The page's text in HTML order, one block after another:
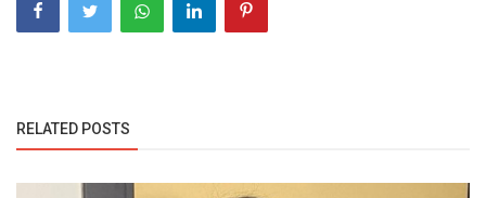
RELATED POSTS